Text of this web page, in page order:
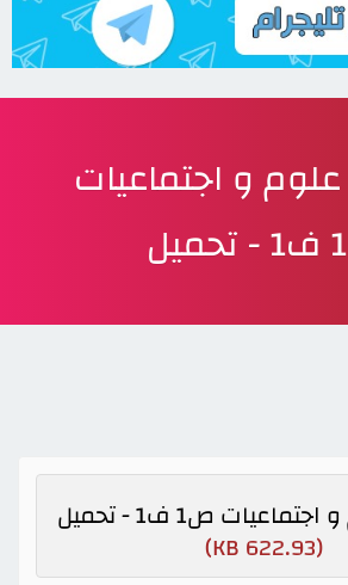
و اجتماعيات
ص1 ف1 - تحميل
(622.93 KB)